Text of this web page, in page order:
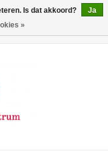
Is dat akkoord?
Ja
»